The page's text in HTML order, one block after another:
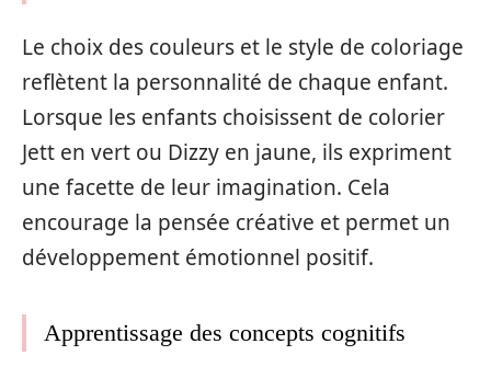
Le choix des couleurs et le style de coloriage
reflètent la personnalité de chaque enfant.
Lorsque les enfants choisissent de colorier
Jett en vert ou Dizzy en jaune, ils expriment
une facette de leur imagination. Cela
encourage la pensée créative et permet un
développement émotionnel positif.
Apprentissage des concepts cognitifs